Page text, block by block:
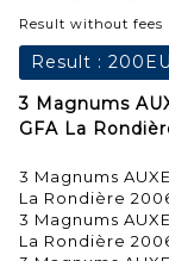
Result without fees
Result :
3 Magnums
GFA La
3 Magnums
La Rondière
3 Magnums
La Rondière